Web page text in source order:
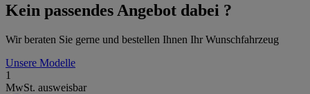
Kein passendes Angebot dabei ?
Wir beraten Sie gerne und bestellen Ihnen Ihr Wunschfahrzeug
Unsere Modelle
1
MwSt. ausweisbar